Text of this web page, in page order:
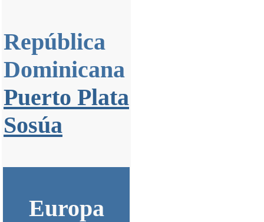
República
Dominicana
Puerto Plata
Sosúa
Europa